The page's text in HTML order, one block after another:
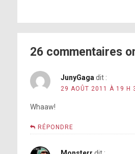
26 commentaires
JunyGaga dit :
29 AOÛT 2011 À 19 H
Whaaw!
RÉPONDRE